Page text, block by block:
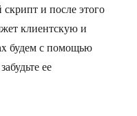
и после этого
клиентскую и
будем с помощью
ее